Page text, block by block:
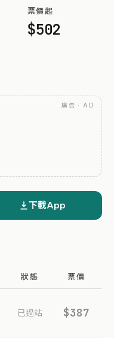
票價起
$502
廣告 · AD
下載App
狀態 票價
已過站 $387